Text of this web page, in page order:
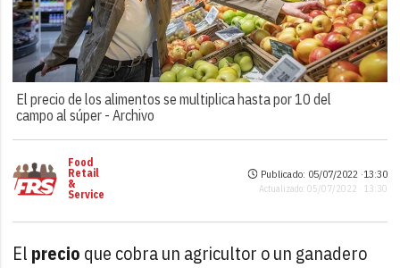
El precio de los alimentos se multiplica hasta por 10 del
campo al súper -Archivo
Food
Retail
&
Service
Publicado: 05/07/2022 ·13:30
Actualizado: 05/07/2022 · 13:30
El precio que cobra un agricultor o un ganadero